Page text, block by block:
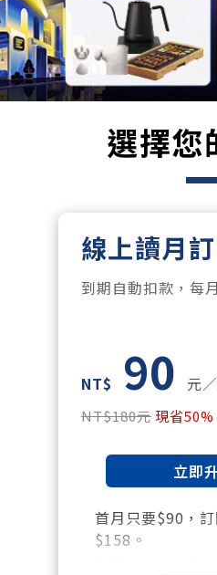
選擇您
線上讀月訂
到期自動扣款，每
NT$ 90 元
NT$180元現省50%
立即
首月只要$90，
$158。